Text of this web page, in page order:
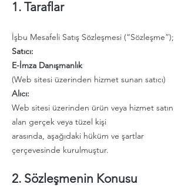
1. Taraflar
İşbu Mesafeli Satış Sözleşmesi (“Sözleşme”);
Satıcı:
E-İmza Danışmanlık
(Web sitesi üzerinden hizmet sunan satıcı)
Alıcı:
Web sitesi üzerinden ürün veya hizmet satın
alan gerçek veya tüzel kişi
arasında, aşağıdaki hüküm ve şartlar
çerçevesinde kurulmuştur.
2. Sözleşmenin Konusu